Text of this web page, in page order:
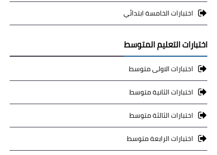
اختبارات الخامسة ابتدائي
اختبارات التعليم المتوسط
اختبارات الاولى متوسط
اختبارات الثانية متوسط
اختبارات الثالثة متوسط
اختبارات الرابعة متوسط